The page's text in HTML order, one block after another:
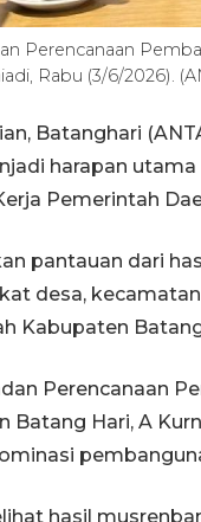
Perencanaan
Rabu (3/6/2026).
Batanghari
harapan
Pemerintah
pantauan dari
desa,
Kabupaten
Perencanaan
Batang Hari, A
hasil